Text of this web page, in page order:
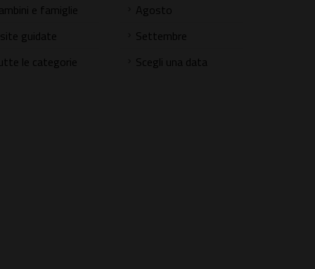
e famiglie
guidate
le categorie
Agosto
Settembre
Scegli una data